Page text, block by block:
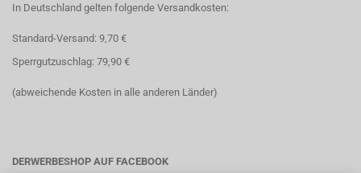
In Deutschland gelten folgende Versandkosten:
Standard-Versand: 9,70 €
Sperrgutzuschlag: 79,90 €
(abweichende Kosten in alle anderen Länder)
DERWERBESHOP AUF FACEBOOK